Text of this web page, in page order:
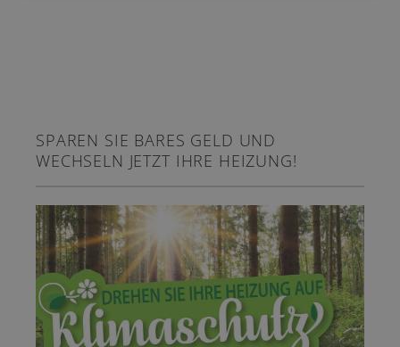
SPAREN SIE BARES GELD UND
WECHSELN JETZT IHRE HEIZUNG!